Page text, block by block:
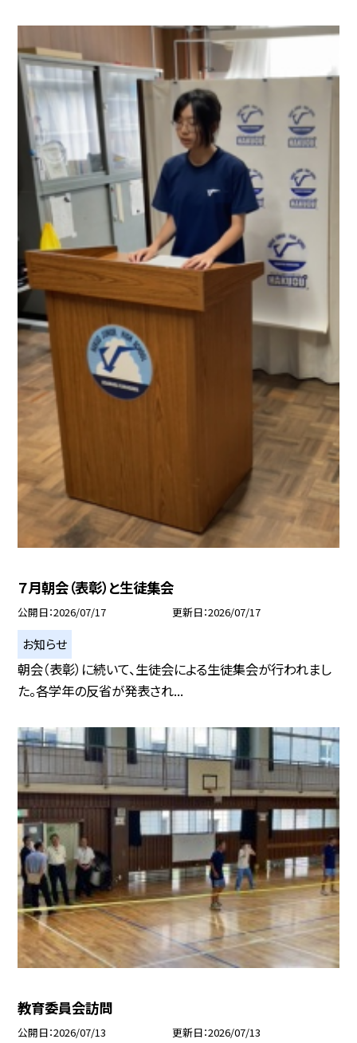
７月朝会（表彰）と生徒集会
公開日 2026/07/17 更新日 2026/07/17
お知らせ
朝会（表彰）に続いて、生徒会による生徒集会が行われまし
た。各学年の反省が発表され...
教育委員会訪問
公開日 2026/07/13 更新日 2026/07/13